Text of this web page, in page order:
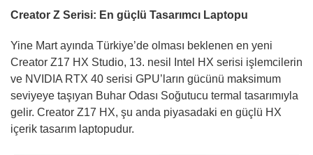
Creator Z Serisi: En güçlü Tasarımcı Laptopu
Yine Mart ayında Türkiye’de olması beklenen en yeni
Creator Z17 HX Studio, 13. nesil Intel HX serisi işlemcilerin
ve NVIDIA RTX 40 serisi GPU’ların gücünü maksimum
seviyeye taşıyan Buhar Odası Soğutucu termal tasarımıyla
gelir. Creator Z17 HX, şu anda piyasadaki en güçlü HX
içerik tasarım laptopudur.